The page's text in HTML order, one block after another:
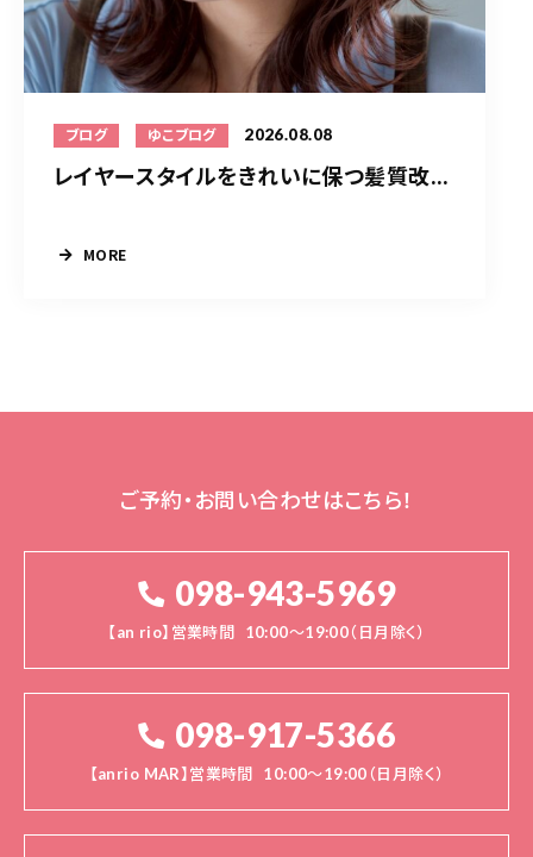
ブログ ゆこブログ 2026.08.08
レイヤースタイルをきれいに保つ髪質改...
MORE
ご予約・お問い合わせはこちら！
098-943-5969
【an rio】営業時間 10:00～19:00（日月除く）
098-917-5366
【anrio MAR】営業時間 10:00～19:00（日月除く）